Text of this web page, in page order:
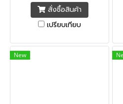
นำไปเช็ด
สั่งซื้อสินค้า
เปรียบเทียบ
New